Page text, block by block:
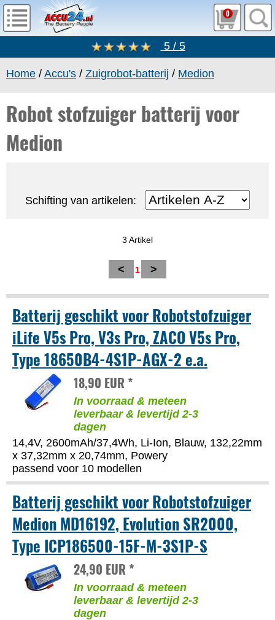
0
5 / 5
Home / Accu's / Zuigrobot-batterij / Medion
Robot stofzuiger batterij voor
Medion
Schifting van artikelen:
3 Artikel
< 1 >
Batterij geschikt voor Robotstofzuiger
iLife V5s Pro, V3s Pro, ZACO V5s Pro,
Type 18650B4-4S1P-AGX-2 e.a.
18,90 EUR *
In voorraad & meteen
leverbaar & levertijd 2-3
dagen
14,4V, 2600mAh/37,4Wh, Li-Ion, Blauw, 132,22mm
x 37,32mm x 20,74mm, Powery
passend voor 10 modellen
Batterij geschikt voor Robotstofzuiger
Medion MD16192, Evolution SR2000,
Type ICP186500-15F-M-3S1P-S
24,90 EUR *
In voorraad & meteen
leverbaar & levertijd 2-3
dagen